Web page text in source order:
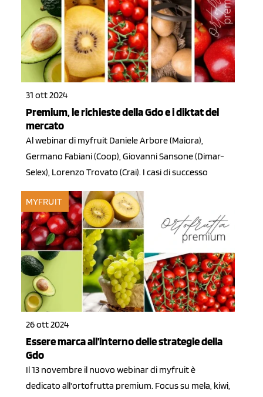
31 ott 2024
Premium, le richieste della Gdo e i diktat del
mercato
Al webinar di myfruit Daniele Arbore (Maiora),
Germano Fabiani (Coop), Giovanni Sansone (Dimar-
Selex), Lorenzo Trovato (Crai). I casi di successo
MYFRUIT
26 ott 2024
Essere marca all’interno delle strategie della
Gdo
Il 13 novembre il nuovo webinar di myfruit è
dedicato all'ortofrutta premium. Focus su mela, kiwi,